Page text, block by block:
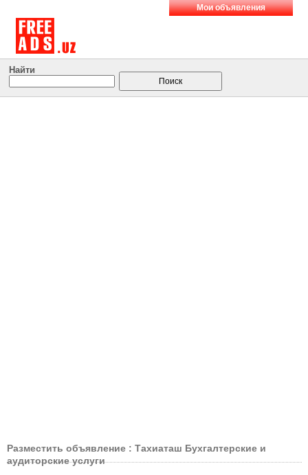
Мои объявления
Найти
Разместить объявление : Тахиаташ Бухгалтерские и
аудиторские услуги